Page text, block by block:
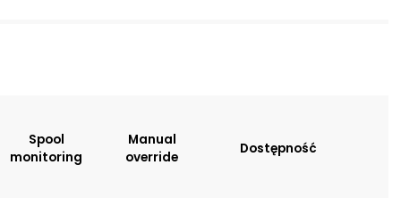
Spool
monitoring
Manual
override
Dostępność